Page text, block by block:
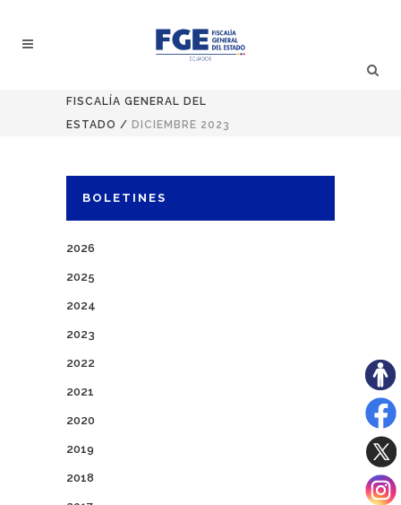
FISCALÍA GENERAL DEL
ESTADO / DICIEMBRE 2023
BOLETINES
2026
2025
2024
2023
2022
2021
2020
2019
2018